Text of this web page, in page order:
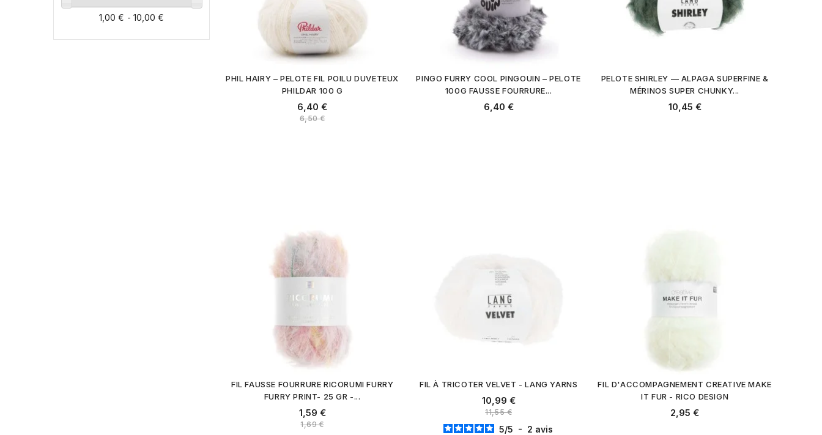
1,00 € - 10,00 €
PHIL HAIRY – PELOTE FIL POILU DUVETEUX
PHILDAR 100 G
6,40 €
6,50 €
PINGO FURRY COOL PINGOUIN – PELOTE
100G FAUSSE FOURRURE...
6,40 €
PELOTE SHIRLEY — ALPAGA SUPERFINE &
MÉRINOS SUPER CHUNKY...
10,45 €
FIL FAUSSE FOURRURE RICORUMI FURRY
FURRY PRINT- 25 GR -...
1,59 €
1,69 €
FIL À TRICOTER VELVET - LANG YARNS
10,99 €
11,55 €
5/5 - 2 avis
FIL D'ACCOMPAGNEMENT CREATIVE MAKE
IT FUR - RICO DESIGN
2,95 €